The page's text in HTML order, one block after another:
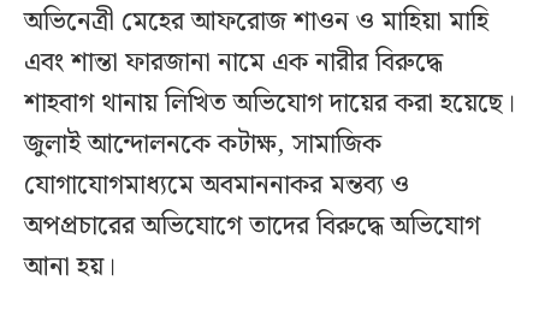
অভিনেত্রী মেহের আফরোজ শাওন ও মাহিয়া মাহি
এবং শান্তা ফারজানা নামে এক নারীর বিরুদ্ধে
শাহবাগ থানায় লিখিত অভিযোগ দায়ের করা হয়েছে।
জুলাই আন্দোলনকে কটাক্ষ, সামাজিক
যোগাযোগমাধ্যমে অবমাননাকর মন্তব্য ও
অপপ্রচারের অভিযোগে তাদের বিরুদ্ধে অভিযোগ
আনা হয়।